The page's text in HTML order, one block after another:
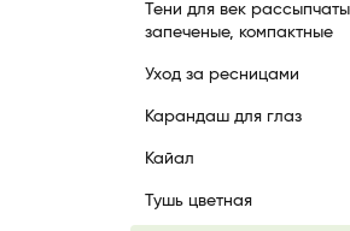
Тени для век
запеченые, компактные
Уход за ресницами
Карандаш для глаз
Кайал
Тушь цветная